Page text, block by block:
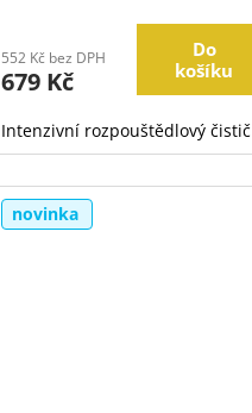
552 Kč bez DPH
679 Kč
Do
košíku
Intenzivní rozpouštědlový čistič
novinka